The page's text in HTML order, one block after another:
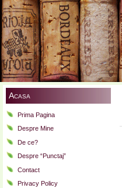
Acasa
Prima Pagina
Despre Mine
De ce?
Despre “Punctaj”
Contact
Privacy Policy